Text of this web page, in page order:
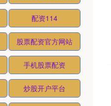
配资114
股票配资官方网站
手机股票配资
炒股开户平台